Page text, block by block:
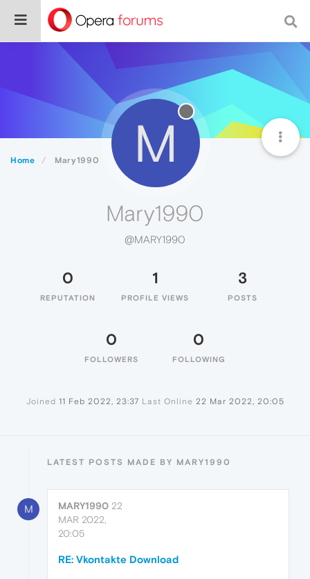
Home Mary1990 M
Mary1990
@MARY1990
0
REPUTATION
1
PROFILE VIEWS
3
POSTS
0
FOLLOWERS
0
FOLLOWING
Joined 11 Feb 2022, 23:37 Last Online 22 Mar 2022, 20:05
LATEST POSTS MADE BY MARY1990
M MARY1990 22
MAR 2022,
20:05
RE: Vkontakte Download